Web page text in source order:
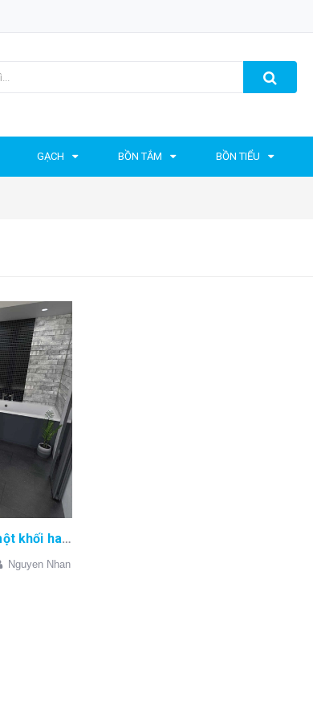
GẠCH BỒN TẮM BỒN TIỂU
Nên mua bồn cầu Inax một khối hay hai khối?
Nguyen Nhan